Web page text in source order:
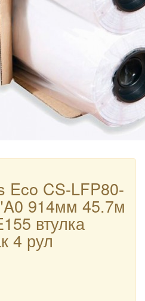
Eco CS-LFP80-
914мм 45.7м
втулка
4 рул